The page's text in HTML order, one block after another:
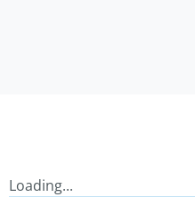
Loading...